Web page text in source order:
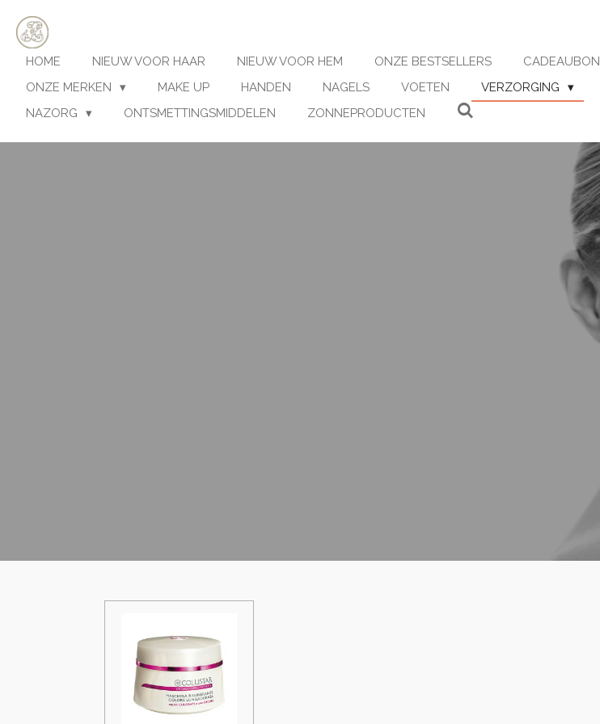
Ga
direct
naar
hoofdinhoud
HOME NIEUW VOOR HAAR NIEUW VOOR HEM ONZE BESTSELLERS CADEAUBON
ONZE MERKEN
MAKE UP HANDEN NAGELS VOETEN VERZORGING
NAZORG
ONTSMETTINGSMIDDELEN ZONNEPRODUCTEN